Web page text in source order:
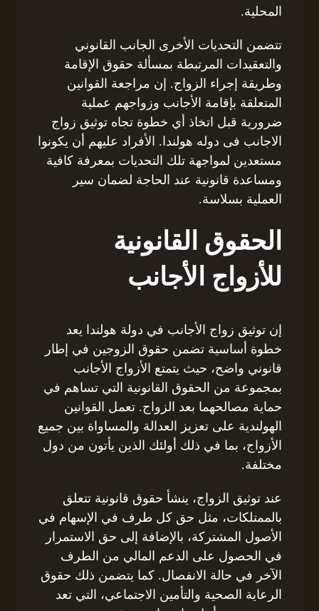
المحلية.
تتضمن التحديات الأخرى الجانب القانوني
والتعقيدات المرتبطة بمسألة حقوق الإقامة
وطريقة إجراء الزواج. إن مراجعة القوانين
المتعلقة بإقامة الأجانب وزواجهم عملية
ضرورية قبل اتخاذ أي خطوة تجاه توثيق زواج
الاجانب فى دوله هولندا. الأفراد عليهم أن يكونوا
مستعدين لمواجهة تلك التحديات بمعرفة كافية
ومساعدة قانونية عند الحاجة لضمان سير
العملية بسلاسة.
الحقوق القانونية
للأزواج الأجانب
إن توثيق زواج الأجانب في دولة هولندا يعد
خطوة أساسية تضمن حقوق الزوجين في إطار
قانوني واضح، حيث يتمتع الأزواج الأجانب
بمجموعة من الحقوق القانونية التي تساهم في
حماية مصالحهما بعد الزواج. تعمل القوانين
الهولندية على تعزيز العدالة والمساواة بين جميع
الأزواج، بما في ذلك أولئك الذين يأتون من دول
مختلفة.
عند توثيق الزواج، ينشأ حقوق قانونية تتعلق
بالممتلكات، مثل حق كل طرف في الإسهام في
الأصول المشتركة، بالإضافة إلى حق الاستمرار
في الحصول على الدعم المالي من الطرف
الآخر في حالة الانفصال. كما يتضمن ذلك حقوق
الرعاية الصحية والتأمين الاجتماعي، التي تعد